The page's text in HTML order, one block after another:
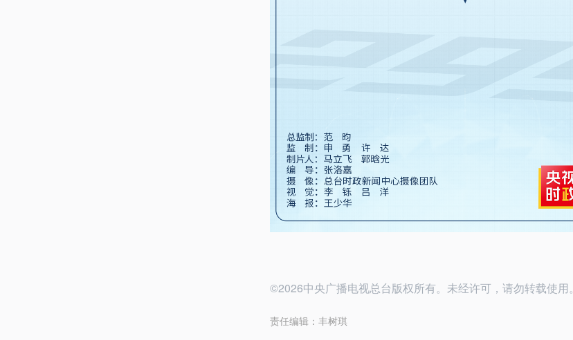
©2026中央广播电视总台版权所有。未经许可，请勿转载使用。
责任编辑： 丰树琪